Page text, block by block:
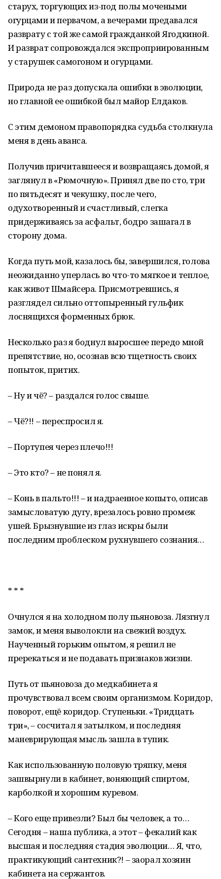
старух, торгующих из-под полы мочеными
огурцами и первачом, а вечерами предавался
разврату с той же самой гражданкой Ягодкиной.
И разврат сопровождался экспроприированным
у старушек самогоном и огурцами.
Природа не раз допускала ошибки в эволюции,
но главной ее ошибкой был майор Елдаков.
С этим демоном правопорядка судьба столкнула
меня в день аванса.
Получив причитавшееся и возвращаясь домой, я
заглянул в «Рюмочную». Принял две по сто, три
по пятьдесят и чекушку, после чего,
одухотворенный и счастливый, слегка
придерживаясь за асфальт, бодро зашагал в
сторону дома.
Когда путь мой, казалось бы, завершился, голова
неожиданно уперлась во что-то мягкое и теплое,
как живот Шмайсера. Присмотревшись, я
разглядел сильно оттопыренный гульфик
лоснящихся форменных брюк.
Несколько раз я боднул выросшее передо мной
препятствие, но, осознав всю тщетность своих
попыток, притих.
– Ну и чё? – раздался голос свыше.
– Чё?!! – переспросил я.
– Портупея через плечо!!!
– Это кто? – не понял я.
– Конь в пальто!!! – и надраенное копыто, описав
замысловатую дугу, врезалось ровно промеж
ушей. Брызнувшие из глаз искры были
последним проблеском рухнувшего сознания…
* * *
Очнулся я на холодном полу пьяновоза. Лязгнул
замок, и меня выволокли на свежий воздух.
Наученный горьким опытом, я решил не
пререкаться и не подавать признаков жизни.
Путь от пьяновоза до медкабинета я
прочувствовал всем своим организмом. Коридор,
поворот, ещё коридор. Ступеньки. «Тридцать
три», – сосчитал я затылком, и последняя
маневрирующая мысль зашла в тупик.
Как использованную половую тряпку, меня
зашвырнули в кабинет, воняющий спиртом,
карболкой и хорошим куревом.
– Кого еще привезли? Был бы человек, а то…
Сегодня – наша публика, а этот – фекалий как
высшая и последняя стадия эволюции… Я, что,
практикующий сантехник?! – заорал хозяин
кабинета на сержантов.